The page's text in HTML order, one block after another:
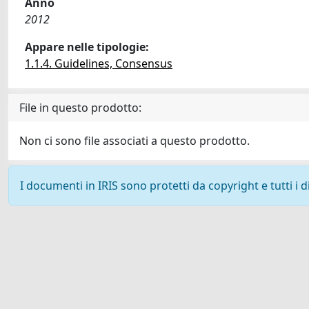
2012
Appare nelle tipologie:
1.1.4. Guidelines, Consensus
File in questo prodotto:
Non ci sono file associati a questo prodotto.
I documenti in IRIS sono protetti da copyright e tutti i